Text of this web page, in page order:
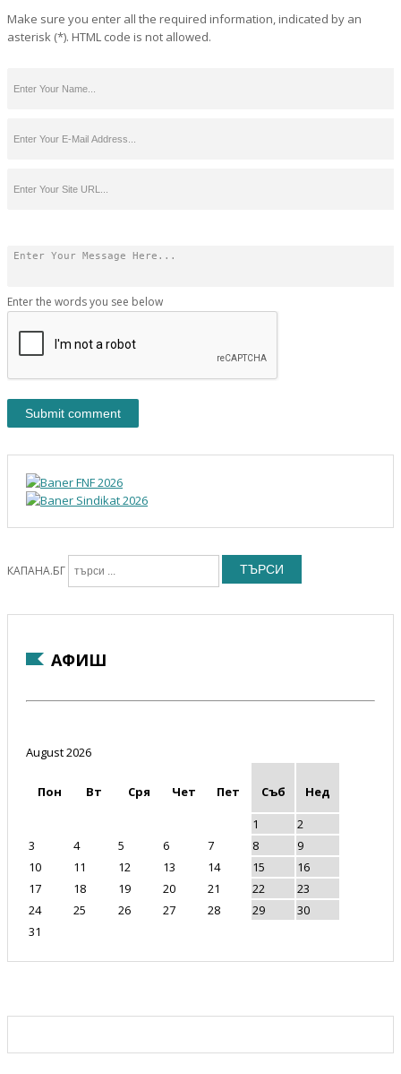
Make sure you enter all the required information, indicated by an
asterisk (*). HTML code is not allowed.
Enter the words you see below
КАПАНА.БГ ТЪРСИ
АФИШ
August 2026
Пон Вт Сря Чет Пет Съб
Нед
1
2
3
4 5 6 7 8
9
10
11 12 13 14 15
16
17
18 19 20 21 22
23
24
25 26 27 28 29
30
31